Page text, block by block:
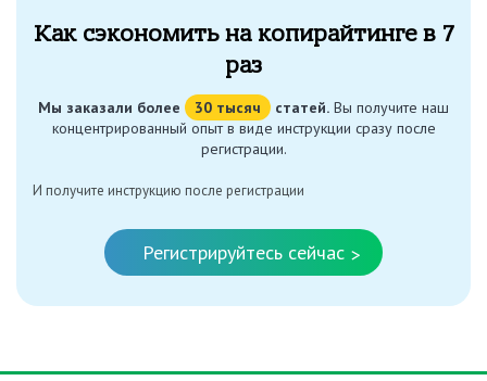
Как сэкономить на копирайтинге в 7
раз
Мы заказали более 30 тысяч статей. Вы получите наш
концентрированный опыт в виде инструкции сразу после
регистрации.
И получите инструкцию после регистрации
Регистрируйтесь сейчас >